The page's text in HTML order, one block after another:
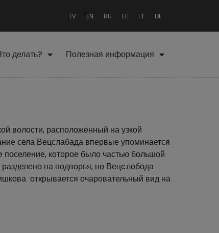
LV EN RU EE LT DE
делать? Полезная информация
волости, расположенный на узкой
села Вецслабада впервые упоминается
поселение, которое было частью большой
на подворья, но Вецcлобода
открывается очаровательный вид на